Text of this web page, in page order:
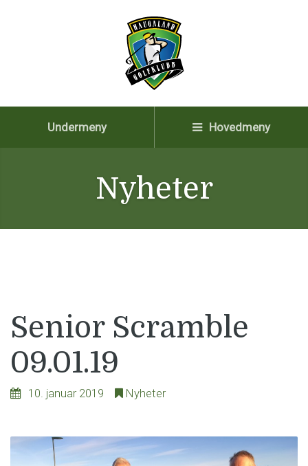
Undermeny Hovedmeny
Nyheter
Senior Scramble
09.01.19
10. januar 2019 Nyheter